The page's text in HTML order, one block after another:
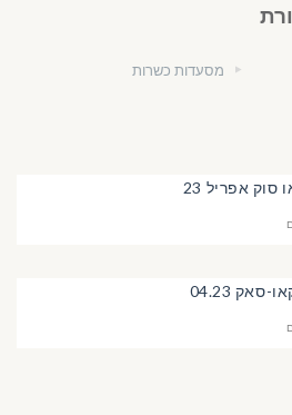
מסעדות כשרות
אפריל 23
04.23